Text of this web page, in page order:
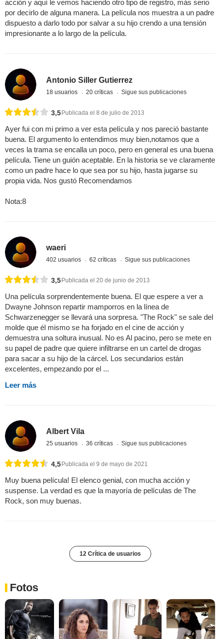
acción y aquí le vemos haciendo otro tipo de registro, más serio
por decirlo de alguna manera. La película nos muestra a un padre
dispuesto a darlo todo por salvar a su hijo crendo a una tensión
impresionante a lo largo de la película.
Antonio Siller Gutierrez
18 usuarios 20 críticas Sigue sus publicaciones
3,5Publicada el 8 de julio de 2013
Ayer fui con mi primo a ver esta película y nos pareció bastante
buena. El argumento lo entendimos muy bien,notamos que a
veces la trama se encalla un poco, pero en general es una buena
película. Tiene un guión aceptable. En la historia se ve claramente
como un padre hace lo que sea por su hijo, hasta jugarse su
propia vida. Nos gustó Recomendamos
Nota:8
waeri
402 usuarios 62 críticas Sigue sus publicaciones
3,5Publicada el 20 de junio de 2013
Una película sorprendentemente buena. El que espere a ver a
Dwayne Johnson repartir mamporros en la línea de
Schwarzenegger se llevará una sorpresa. "The Rock" se sale del
molde que él mismo se ha forjado en el cine de acción y
demuestra una soltura inusual. No es Al pacino, pero se mete en
su papel de padre que quiere infiltrarse en un cartel de drogas
para sacar a su hijo de la cárcel. Los secundarios están
excelentes, empezando por el ...
Leer más
Albert Vila
25 usuarios 36 críticas Sigue sus publicaciones
4,5 Publicada el 9 de mayo de 2021
Muy buena película! El elenco genial, con mucha acción y
suspense. La verdad es que la mayoría de películas de The
Rock, son muy buenas.
12 Crítica de usuarios
Fotos